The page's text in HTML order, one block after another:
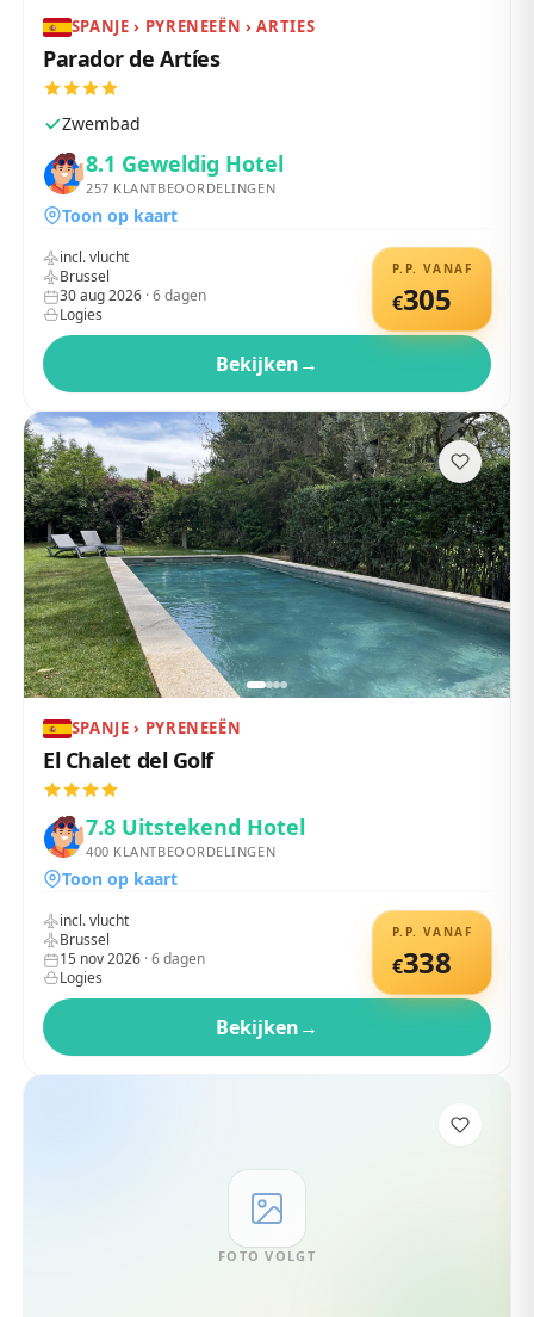
SPANJE › PYRENEEËN › ARTIES
Parador de Artíes
Zwembad
8.1 Geweldig Hotel
257 KLANTBEOORDELINGEN
Toon op kaart
P.P. VANAF
€305
incl. vlucht
Brussel
30 aug 2026 ·6dagen
Logies
Bekijken→
SPANJE › PYRENEEËN
El Chalet del Golf
7.8 Uitstekend Hotel
400 KLANTBEOORDELINGEN
Toon op kaart
P.P. VANAF
€338
incl. vlucht
Brussel
15 nov 2026 ·6dagen
Logies
Bekijken→
FOTO VOLGT